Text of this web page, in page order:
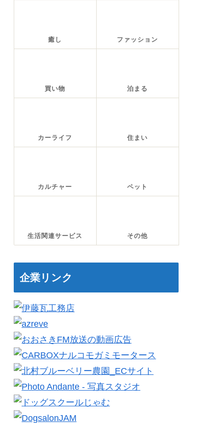
癒し ファッション
買い物 泊まる
カーライフ 住まい
カルチャー ペット
生活関連サービス その他
企業リンク